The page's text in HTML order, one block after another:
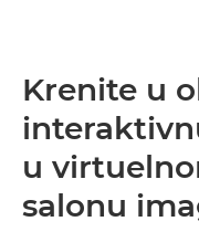
Krenite u
u
salonu